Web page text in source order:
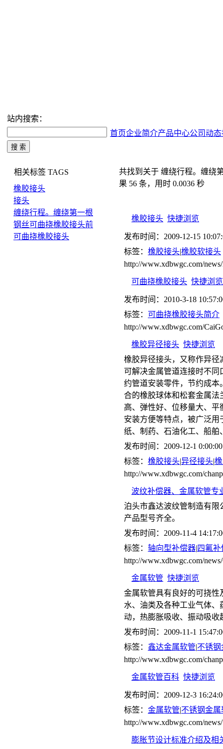
站内搜索：
首页企业简介产品中心公司动态
相关标签 TAGS
橡胶接头
接头
缠绕行程。缠绕第一根
钢丝可曲挠橡胶接头前
可曲挠橡胶接头
共找到关于 缠绕行程。缠绕
果 56 条，用时 0.0036 秒
橡胶接头 快捷浏览
发布时间：2009-12-15
标签： 橡胶接头|橡胶软接头
http://www.xdbwgc.com/
可曲挠橡胶接头 快捷浏览
发布时间：2010-3-18
标签： 可曲挠橡胶接头简介
http://www.xdbwgc.com/
橡胶异径接头 快捷浏览
橡胶异径接头，又称作异
可解决金属管道连接时不
约管道安装零件，节约成
合的橡胶球体和松套金属
高、弹性好、位移量大、
安装方便等特点，被广泛
纸、制药、石油化工、船
发布时间：2009-12-1 0:00:00
标签： 橡胶接头|异径接头|
http://www.xdbwgc.com/
波纹补偿器、金属软管专
泊头市鑫达波纹管制造有
产品型号齐全。
发布时间：2009-11-4
标签： 轴向型补偿器|四氟补
http://www.xdbwgc.com/
金属软管 快捷浏览
金属软管具有良好的可挠
水、油类及各种工业气体
动，热膨胀吸收、振动吸收
发布时间：2009-11-1
标签： 鑫达金属软管|不锈
http://www.xdbwgc.com/
金属软管百科 快捷浏览
发布时间：2009-12-3
标签： 金属软管|不锈钢金属
http://www.xdbwgc.com/
膨胀节设计标准介绍及相